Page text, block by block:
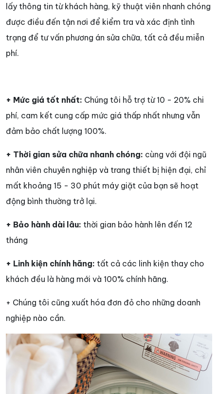
lấy thông tin từ khách hàng, kỹ thuật viên nhanh chóng
được điều đến tận nơi để kiểm tra và xác định tình
trạng để tư vấn phương án sửa chữa, tất cả đều miễn
phí.
+ Mức giá tốt nhất: Chúng tôi hỗ trợ từ 10 - 20% chi
phí, cam kết cung cấp mức giá thấp nhất nhưng vẫn
đảm bảo chất lượng 100%.
+ Thời gian sửa chữa nhanh chóng: cùng với đội ngũ
nhân viên chuyên nghiệp và trang thiết bị hiện đại, chỉ
mất khoảng 15 - 30 phút máy giặt của bạn sẽ hoạt
động bình thường trở lại.
+ Bảo hành dài lâu: thời gian bảo hành lên đến 12
tháng
+ Linh kiện chính hãng: tất cả các linh kiện thay cho
khách đều là hàng mới và 100% chính hãng.
+ Chúng tôi cũng xuất hóa đơn đỏ cho những doanh
nghiệp nào cần.